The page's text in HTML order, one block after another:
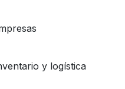
y logística